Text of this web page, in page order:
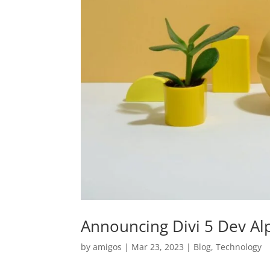
Announcing Divi 5 Dev
byamigos | Mar 23, 2023 | Blog,Technology